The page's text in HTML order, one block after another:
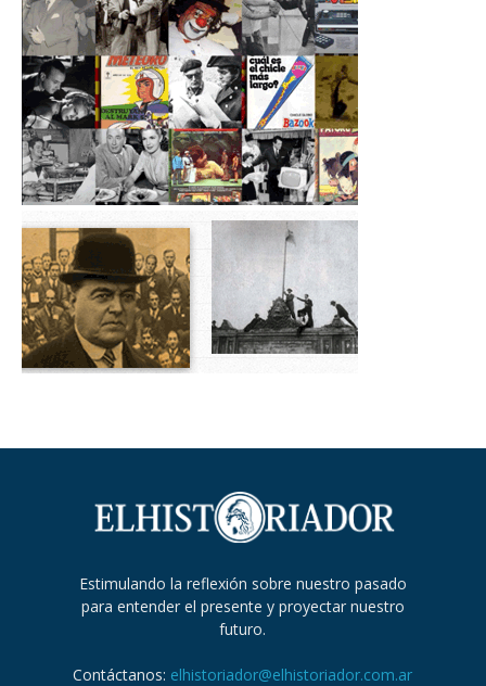
Estimulando la reflexión sobre nuestro pasado
para entender el presente y proyectar nuestro
futuro.
Contáctanos: elhistoriador@elhistoriador.com.ar